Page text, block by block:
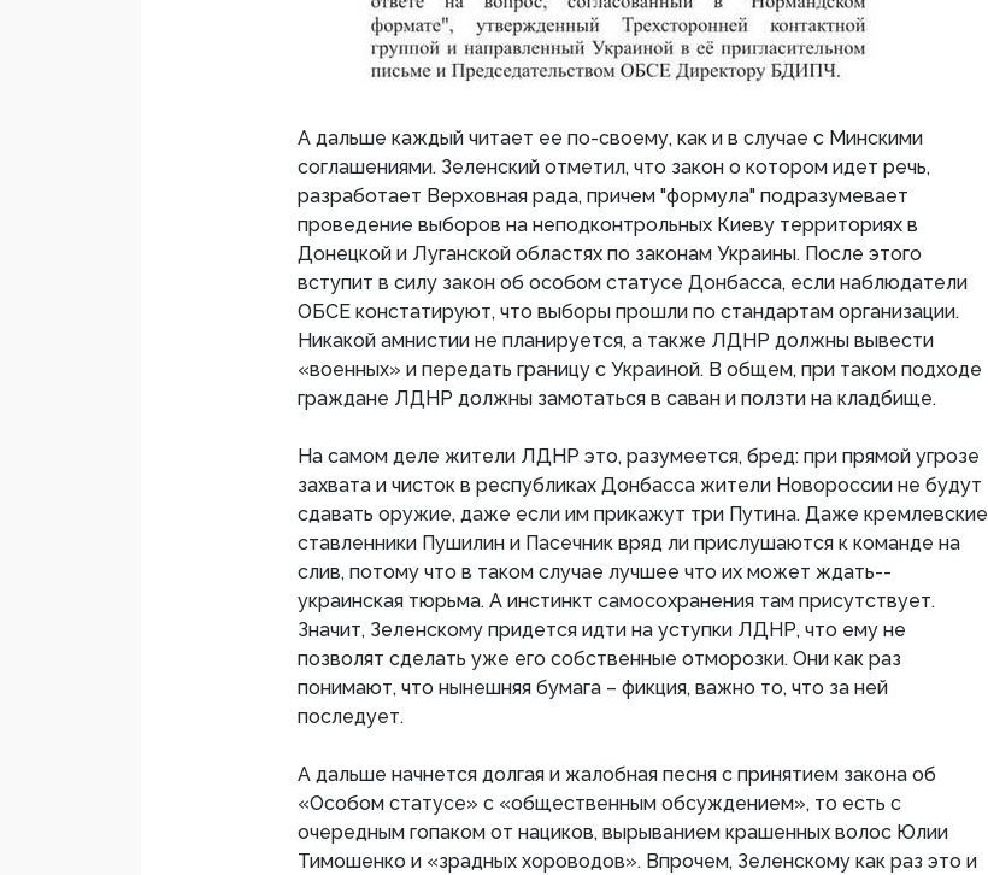
А дальше каждый читает ее по-своему, как и в случае с Минскими
соглашениями. Зеленский отметил, что закон о котором идет речь,
разработает Верховная рада, причем "формула" подразумевает
проведение выборов на неподконтрольных Киеву территориях в
Донецкой и Луганской областях по законам Украины. После этого
вступит в силу закон об особом статусе Донбасса, если наблюдатели
ОБСЕ констатируют, что выборы прошли по стандартам организации.
Никакой амнистии не планируется, а также ЛДНР должны вывести
«военных» и передать границу с Украиной. В общем, при таком подходе
граждане ЛДНР должны замотаться в саван и ползти на кладбище.
На самом деле жители ЛДНР это, разумеется, бред: при прямой угрозе
захвата и чисток в республиках Донбасса жители Новороссии не будут
сдавать оружие, даже если им прикажут три Путина. Даже кремлевские
ставленники Пушилин и Пасечник вряд ли прислушаются к команде на
слив, потому что в таком случае лучшее что их может ждать--
украинская тюрьма. А инстинкт самосохранения там присутствует.
Значит, Зеленскому придется идти на уступки ЛДНР, что ему не
позволят сделать уже его собственные отморозки. Они как раз
понимают, что нынешняя бумага – фикция, важно то, что за ней
последует.
А дальше начнется долгая и жалобная песня с принятием закона об
«Особом статусе» с «общественным обсуждением», то есть с
очередным гопаком от нациков, вырыванием крашенных волос Юлии
Тимошенко и «зрадных хороводов». Впрочем, Зеленскому как раз это и